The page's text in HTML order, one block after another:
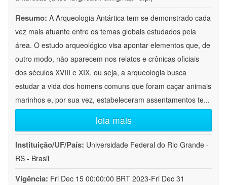
Resumo: A Arqueologia Antártica tem se demonstrado cada
vez mais atuante entre os temas globais estudados pela
área. O estudo arqueológico visa apontar elementos que, de
outro modo, não aparecem nos relatos e crônicas oficiais
dos séculos XVIII e XIX, ou seja, a arqueologia busca
estudar a vida dos homens comuns que foram caçar animais
marinhos e, por sua vez, estabeleceram assentamentos te...
leia mais
Instituição/UF/País: Universidade Federal do Rio Grande -
RS - Brasil
Vigência: Fri Dec 15 00:00:00 BRT 2023-Fri Dec 31